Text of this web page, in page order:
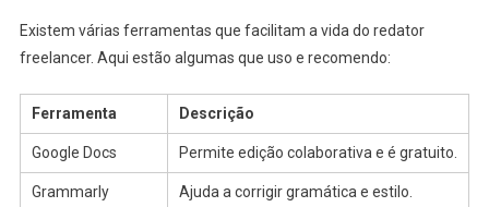
Existem várias ferramentas que facilitam a vida do redator
freelancer. Aqui estão algumas que uso e recomendo:
Ferramenta Descrição
Google Docs Permite edição colaborativa e é gratuito.
Grammarly Ajuda a corrigir gramática e estilo.